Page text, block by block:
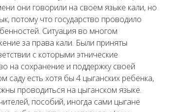
они говорили на своем языке кали, но
потому что государство проводило
Ситуация во многом
за права кали. Были приняты
с которыми этнические
на сохранение и поддержку своей
саду есть хотя бы 4 цыганских ребенка,
проводиться на цыганском языке.
пособий, иногда сами цыгане